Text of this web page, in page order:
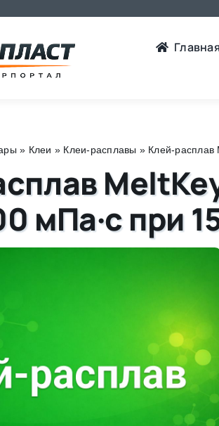
Главная
» Клеи » Клеи-расплавы » Клей-расплав
мПа·с при